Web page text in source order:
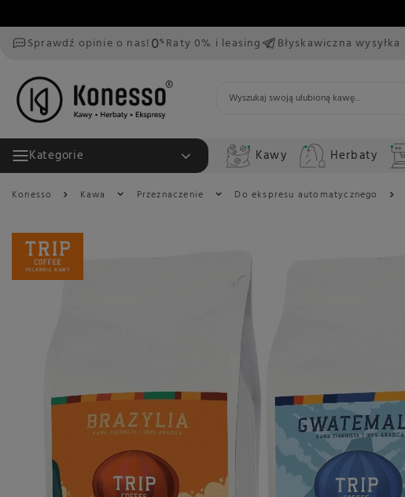
Sprawdź opinie o nas!
Raty 0% i leasing Błyskawiczna wysyłka
Kategorie Kawy Herbaty
Konesso Kawa Przeznaczenie Do ekspresu automatycznego